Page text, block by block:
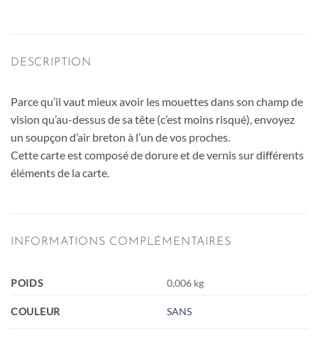
DESCRIPTION
Parce qu’il vaut mieux avoir les mouettes dans son champ de
vision qu’au-dessus de sa tête (c’est moins risqué), envoyez
un soupçon d’air breton à l’un de vos proches.
Cette carte est composé de dorure et de vernis sur différents
éléments de la carte.
INFORMATIONS COMPLÉMENTAIRES
POIDS 0,006 kg
COULEUR SANS